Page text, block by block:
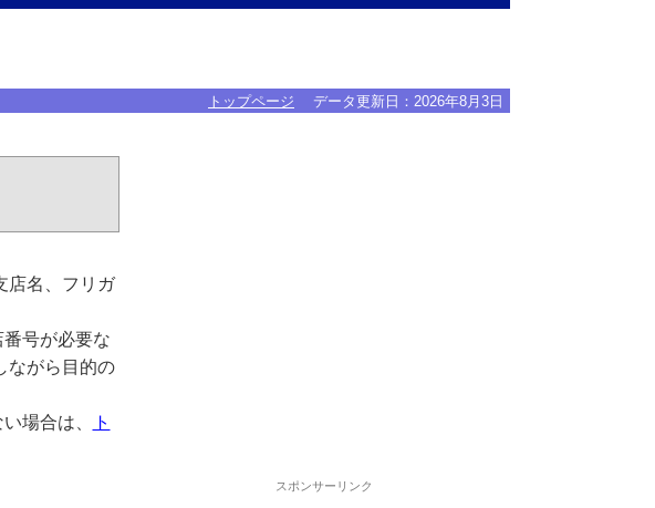
トップページ データ更新日： 2026年8月3日
店名、フリガ
号が必要な
ながら目的の
場合は、
ト
スポンサーリンク